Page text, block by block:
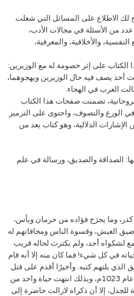
لك الاطلاع على المسائل التي شغلت
من الأسئلة في مجالات الأدب،
والأخلاقية، والمعرفية،
الكتاب على إثر خصومة له مع الوزيرين:
أخذ يصف فيه حال الوزيرين ويهجوهما،
العرب في الهجاء.
تضمنت صفحات هذا الكتاب
الورع والتصوف، واحتوى على الترميز
الإشارات الدلالية، وهو كتاب يعد من
الصداقة والصديق، ورسالة في علم
كدر، وما يجرَح فؤاده من حرمان ويأس،
العيش، وقسوة الناس ومجافاتهم له
لشكواه أحد، ولم يكترث لحاله قريب
في كل شيء! فما كان منه إلا أنه قام
الذي يلتهم كتبه. وأخيرًا أقدم على قتل
نفسه أو الانتحار كما يذكر المؤرخون في عام 1023م، وبذلك انتهت حياة واحد من
للجدل، إلا أن ذكراه لازالت حاضرة إلى